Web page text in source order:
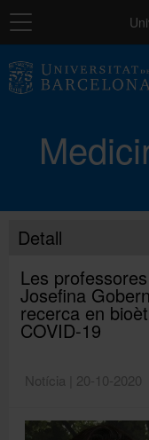
Navegació
Detall
Les
Josefina
recerca en
COVID-19
Notícia | 20-10-2020